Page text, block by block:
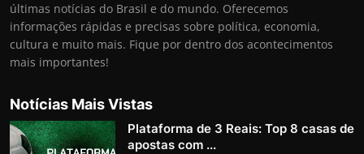
últimas notícias do Brasil e do mundo. Oferecemos
informações rápidas e precisas sobre política, economia,
cultura e muito mais. Fique por dentro dos acontecimentos
mais importantes!
Notícias Mais Vistas
Plataforma de 3 Reais: Top 8 casas de
apostas com ...